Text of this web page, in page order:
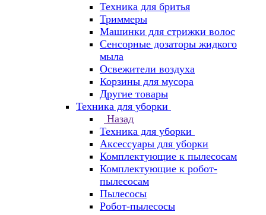
Техника для бритья
Триммеры
Машинки для стрижки волос
Сенсорные дозаторы жидкого
мыла
Освежители воздуха
Корзины для мусора
Другие товары
Техника для уборки
Назад
Техника для уборки
Аксессуары для уборки
Комплектующие к пылесосам
Комплектующие к робот-
пылесосам
Пылесосы
Робот-пылесосы